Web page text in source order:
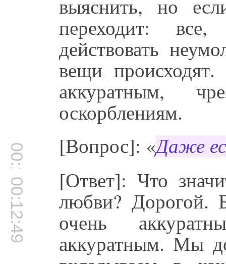
выяснить, но
переходит:
действовать
вещи
аккуратным,
оскорблениям.
00:12:44 [Вопрос]: «Даже
00:12:49 [Ответ]: Что
любви? Дорогой.
очень
аккуратным. Мы